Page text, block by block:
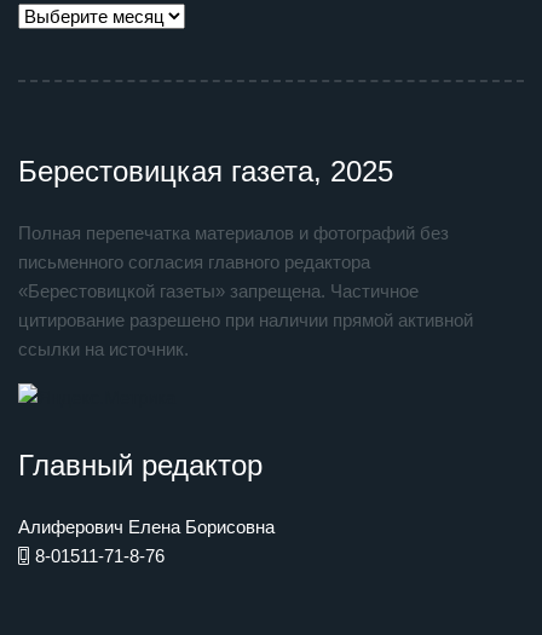
Берестовицкая газета, 2025
Полная перепечатка материалов и фотографий без
письменного согласия главного редактора
«Берестовицкой газеты» запрещена. Частичное
цитирование разрешено при наличии прямой активной
ссылки на источник.
Главный редактор
Алиферович Елена Борисовна
8-01511-71-8-76